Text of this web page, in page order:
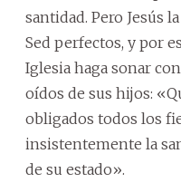
santidad. Pero Jesús
Sed perfectos, y por
Iglesia haga sonar
oídos de sus hijos:
obligados todos los
insistentemente la
de su estado».